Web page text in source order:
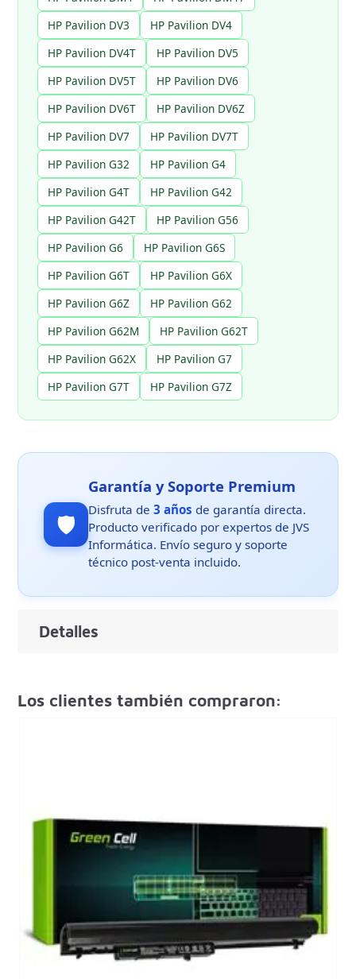
HP Pavilion DV3
HP Pavilion DV4
HP Pavilion DV4T
HP Pavilion DV5
HP Pavilion DV5T
HP Pavilion DV6
HP Pavilion DV6T
HP Pavilion DV6Z
HP Pavilion DV7
HP Pavilion DV7T
HP Pavilion G32
HP Pavilion G4
HP Pavilion G4T
HP Pavilion G42
HP Pavilion G42T
HP Pavilion G56
HP Pavilion G6
HP Pavilion G6S
HP Pavilion G6T
HP Pavilion G6X
HP Pavilion G6Z
HP Pavilion G62
HP Pavilion G62M
HP Pavilion G62T
HP Pavilion G62X
HP Pavilion G7
HP Pavilion G7T
HP Pavilion G7Z
🛡️
Garantía y Soporte Premium
Disfruta de3 años de garantía directa.
Producto verificado por expertos de JVS
Informática. Envío seguro y soporte
técnico post-venta incluido.
Detalles
Los clientes también compraron: